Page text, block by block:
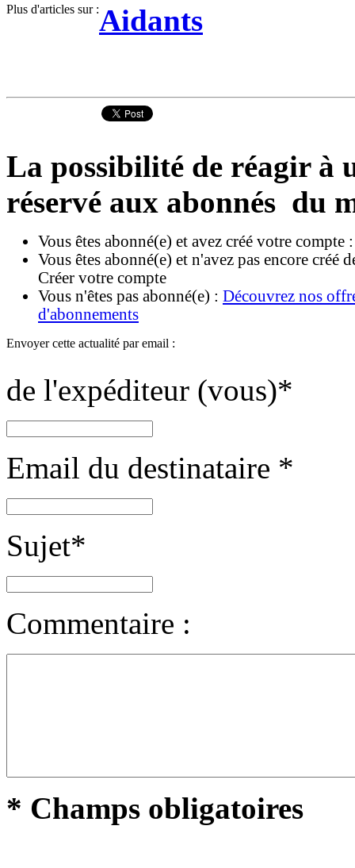
Plus d'articles sur :Aidants
La possibilité de réagir à
réservé aux abonnés du
Vous êtes abonné(e) et avez créé votre compte
Vous êtes abonné(e) et n'avez pas encore créé
Créer votre compte
Vous n'êtes pas abonné(e) : Découvrez nos
d'abonnements
Envoyer cette actualité par email :
de l'expéditeur (vous)*
Email du destinataire *
Sujet*
Commentaire :
* Champs obligatoires